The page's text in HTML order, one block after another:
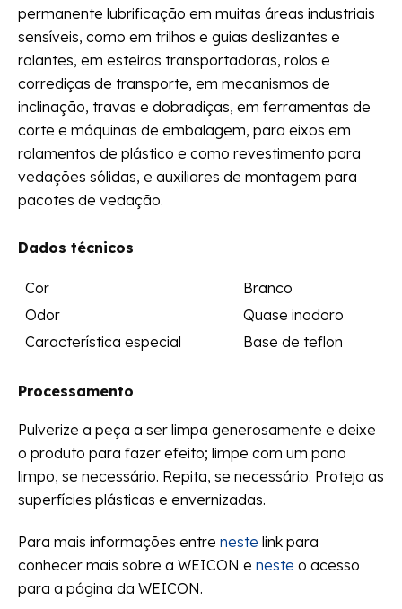
permanente lubrificação em muitas áreas industriais
sensíveis, como em trilhos e guias deslizantes e
rolantes, em esteiras transportadoras, rolos e
corrediças de transporte, em mecanismos de
inclinação, travas e dobradiças, em ferramentas de
corte e máquinas de embalagem, para eixos em
rolamentos de plástico e como revestimento para
vedações sólidas, e auxiliares de montagem para
pacotes de vedação.
Dados técnicos
Cor
Branco
Odor
Quase inodoro
Característica especial
Base de teflon
Processamento
Pulverize a peça a ser limpa generosamente e deixe
o produto para fazer efeito; limpe com um pano
limpo, se necessário. Repita, se necessário. Proteja as
superfícies plásticas e envernizadas.
Para mais informações entre neste link para
conhecer mais sobre a WEICON e neste o acesso
para a página da WEICON.